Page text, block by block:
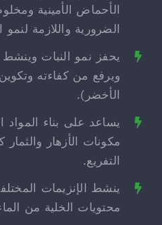
الأحماض الأمينية
الضرورية واللازمة لنمو
يحفز نمو النبات وينشط
ويرفع من كفاءته
الأخضر).
يساعد على بناء المواد
مكونات الأزهار
التفريع.
ينشط الإنزيمات
محتويات الخلية من